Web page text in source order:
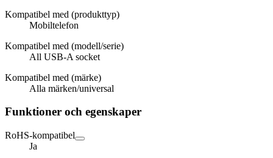
Kompatibel med (produkttyp)
Mobiltelefon
Kompatibel med (modell/serie)
All USB-A socket
Kompatibel med (märke)
Alla märken/universal
Funktioner och egenskaper
RoHS-kompatibel
Ja